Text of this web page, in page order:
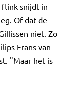
flink snijdt in
Of dat de
niet. Zo
Frans van
"Maar het is